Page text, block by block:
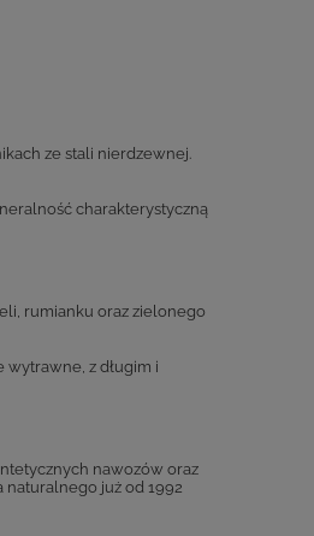
ze stali nierdzewnej.
charakterystyczną
rumianku oraz zielonego
z długim i
nawozów oraz
już od 1992